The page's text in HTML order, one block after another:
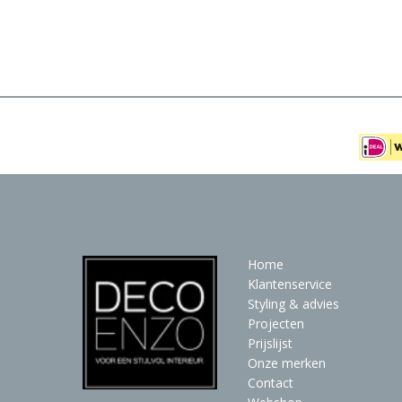
Verlichting
Home
Klantenservice
Styling & advies
Projecten
Prijslijst
Onze merken
Contact